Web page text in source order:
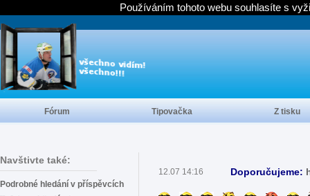
Navštivte také:
Podrobné hledání v příspěvcích
12.07 14:16 Doporučujeme:
Fórum Tipovačka Z tisku
Používáním tohoto webu souhlasíte s